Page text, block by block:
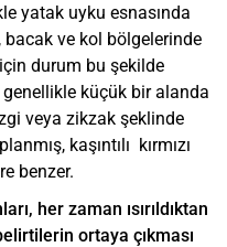
yatak uyku esnasında
bacak ve kol bölgelerinde
durum bu şekilde
genellikle küçük bir alanda
veya zikzak şeklinde
kaşıntılı kırmızı
benzer.
her zaman ısırıldıktan
ortaya çıkması